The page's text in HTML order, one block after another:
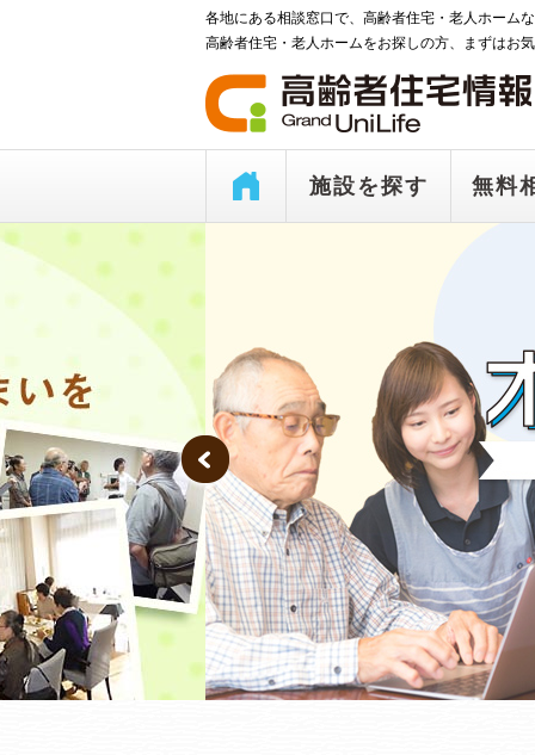
各地にある相談窓口で、高齢者住宅・老人ホーム
高齢者住宅・老人ホームをお探しの方、まずはお
施設を探す 無料
Prev